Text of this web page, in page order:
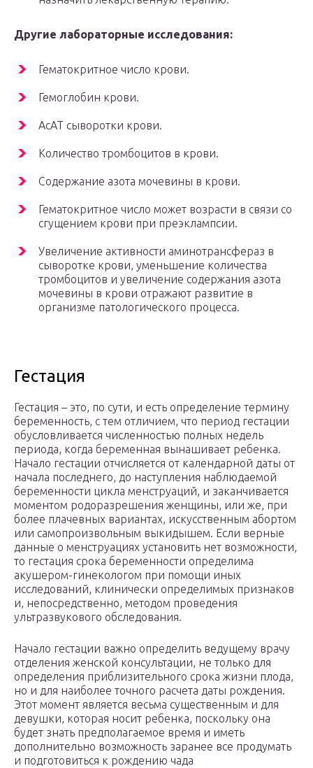
Другие лабораторные исследования:
Гематокритное число крови.
Гемоглобин крови.
АсАТ сыворотки крови.
Количество тромбоцитов в крови.
Содержание азота мочевины в крови.
Гематокритное число может возрасти в связи со
сгущением крови при преэклампсии.
Увеличение активности аминотрансфераз в
сыворотке крови, уменьшение количества
тромбоцитов и увеличение содержания азота
мочевины в крови отражают развитие в
организме патологического процесса.
Гестация
Гестация – это, по сути, и есть определение термину
беременность, с тем отличием, что период гестации
обусловливается численностью полных недель
периода, когда беременная вынашивает ребенка.
Начало гестации отчисляется от календарной даты от
начала последнего, до наступления наблюдаемой
беременности цикла менструаций, и заканчивается
моментом родоразрешения женщины, или же, при
более плачевных вариантах, искусственным абортом
или самопроизвольным выкидышем. Если верные
данные о менструациях установить нет возможности,
то гестация срока беременности определима
акушером-гинекологом при помощи иных
исследований, клинически определимых признаков
и, непосредственно, методом проведения
ультразвукового обследования.
Начало гестации важно определить ведущему врачу
отделения женской консультации, не только для
определения приблизительного срока жизни плода,
но и для наиболее точного расчета даты рождения.
Этот момент является весьма существенным и для
девушки, которая носит ребенка, поскольку она
будет знать предполагаемое время и иметь
дополнительно возможность заранее все продумать
и подготовиться к рождению чада